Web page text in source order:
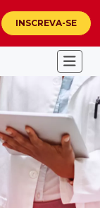
INSCREVA-SE